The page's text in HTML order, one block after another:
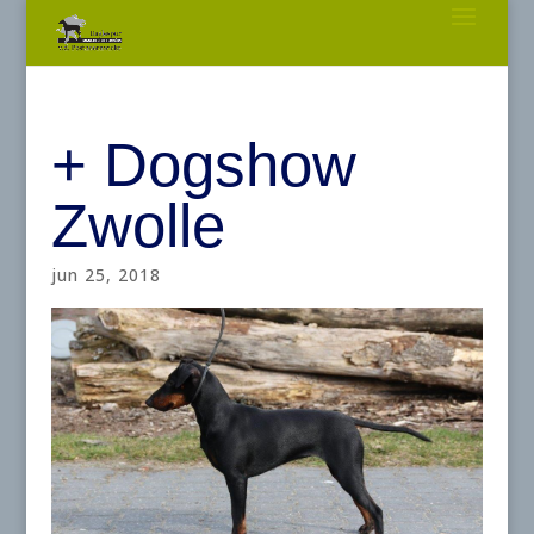
+ Dogshow
Zwolle
jun 25, 2018